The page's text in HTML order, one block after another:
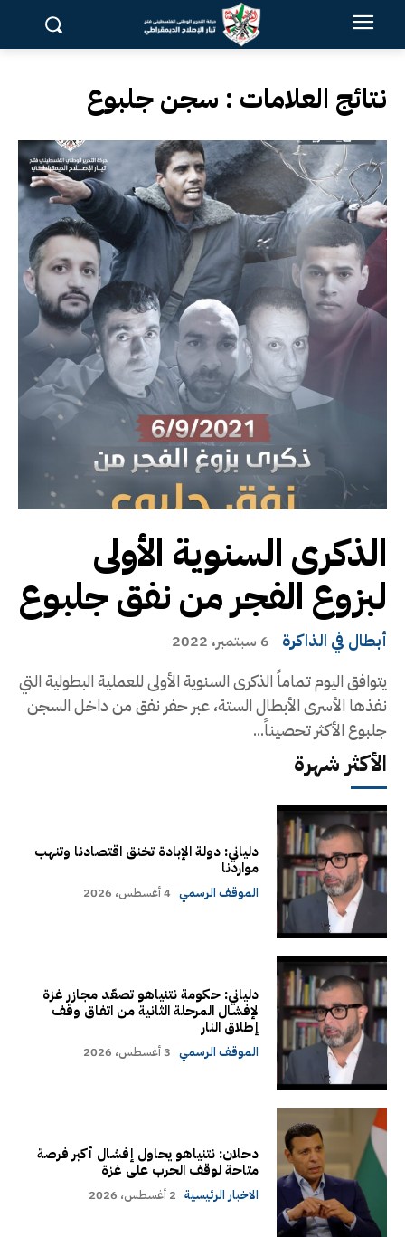
نتائج العلامات : سجن جلبوع
الذكرى السنوية الأولى
لبزوع الفجر من نفق جلبوع
أبطال في الذاكرة 6 سبتمبر، 2022
يتوافق اليوم تماماً الذكرى السنوية الأولى للعملية البطولية التي
نفذها الأسرى الأبطال الستة، عبر حفر نفق من داخل السجن
جلبوع الأكثر تحصيناً...
الأكثر شهرة
دلياني: دولة الإبادة تخنق اقتصادنا وتنهب
مواردنا
الموقف الرسمي 4 أغسطس، 2026
دلياني: حكومة نتنياهو تصعّد مجازر غزة
لإفشال المرحلة الثانية من اتفاق وقف
إطلاق النار
الموقف الرسمي 3 أغسطس، 2026
دحلان: نتنياهو يحاول إفشال أكبر فرصة
متاحة لوقف الحرب على غزة
الاخبار الرئيسية 2 أغسطس، 2026